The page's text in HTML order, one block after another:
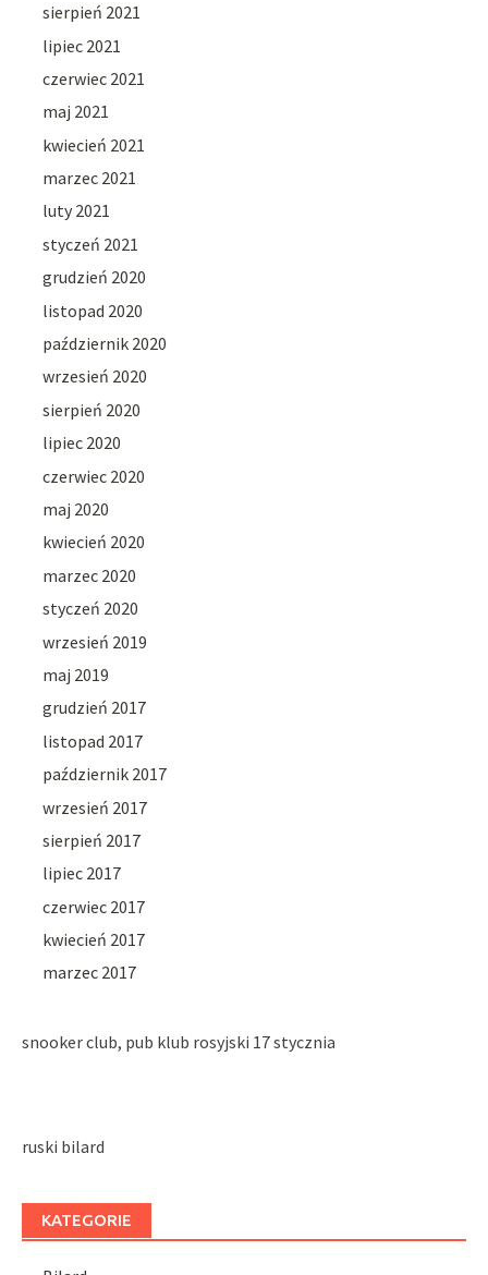
sierpień 2021
lipiec 2021
czerwiec 2021
maj 2021
kwiecień 2021
marzec 2021
luty 2021
styczeń 2021
grudzień 2020
listopad 2020
październik 2020
wrzesień 2020
sierpień 2020
lipiec 2020
czerwiec 2020
maj 2020
kwiecień 2020
marzec 2020
styczeń 2020
wrzesień 2019
maj 2019
grudzień 2017
listopad 2017
październik 2017
wrzesień 2017
sierpień 2017
lipiec 2017
czerwiec 2017
kwiecień 2017
marzec 2017
snooker club, pub klub rosyjski 17 stycznia
ruski bilard
KATEGORIE